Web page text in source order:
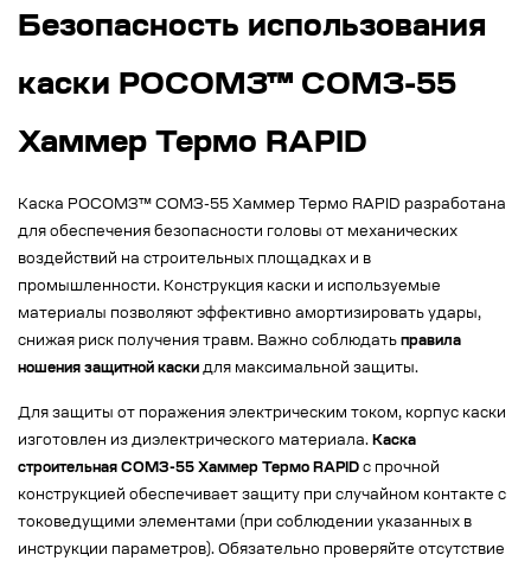
Безопасность использования
каски РОСОМЗ™ СОМЗ-55
Хаммер Термо RAPID
Каска РОСОМЗ™ СОМЗ-55 Хаммер Термо RAPID разработана
для обеспечения безопасности головы от механических
воздействий на строительных площадках и в
промышленности. Конструкция каски и используемые
материалы позволяют эффективно амортизировать удары,
снижая риск получения травм. Важно соблюдать правила
ношения защитной каски для максимальной защиты.
Для защиты от поражения электрическим током, корпус каски
изготовлен из диэлектрического материала. Каска
строительная СОМЗ-55 Хаммер Термо RAPID с прочной
конструкцией обеспечивает защиту при случайном контакте с
токоведущими элементами (при соблюдении указанных в
инструкции параметров). Обязательно проверяйте отсутствие